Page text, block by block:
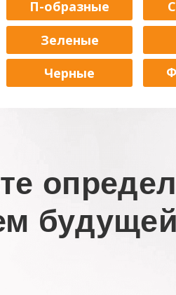
П-образные
Зеленые
Черные